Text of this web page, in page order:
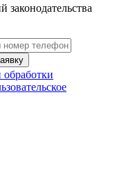
законодательства
обработки